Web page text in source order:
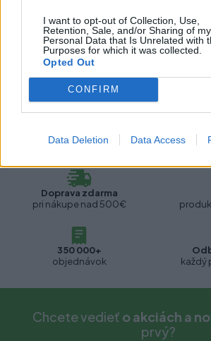
I want to opt-out of Collection, Use,
Retention, Sale, and/or Sharing of my
Personal Data that Is Unrelated with
Purposes for which it was collected.
Opted Out
CONFIRM
Data Deletion Data Access
Recenzie
Pre tento produkt neboli pridané
Pre pridanie recenzie sa musíte
Doprava zdarma
pri nákupe nad 500€
350 000+
objednávok
každý
Chcete vedieť o akciách a
prvý?